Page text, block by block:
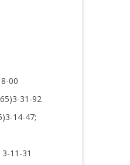
00
31-92
14-47;
11-31